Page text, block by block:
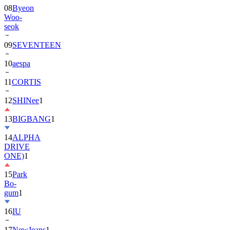
08Byeon
Woo-
seok
09SEVENTEEN
10aespa
11CORTIS
12SHINee1
13BIGBANG1
14ALPHA
DRIVE
ONE)1
15Park
Bo-
gum1
16IU